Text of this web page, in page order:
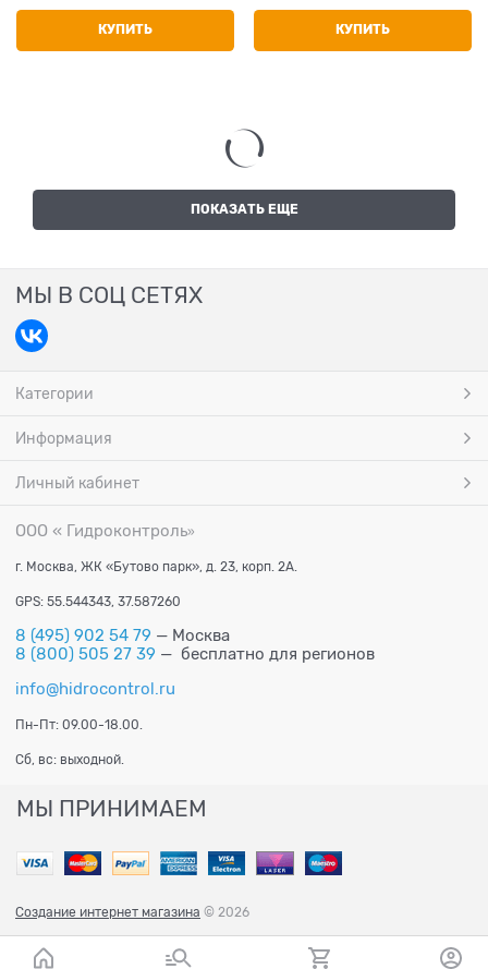
КУПИТЬ КУПИТЬ
ПОКАЗАТЬ ЕЩЕ
МЫ В СОЦ СЕТЯХ
Категории
Информация
Личный кабинет
ООО « Гидроконтроль»
г. Москва, ЖК «Бутово парк», д. 23, корп. 2А.
GPS: 55.544343, 37.587260
8 (495) 902 54 79 — Москва
8 (800) 505 27 39 — бесплатно для регионов
info@hidrocontrol.ru
Пн-Пт: 09.00-18.00.
Сб, вс: выходной.
МЫ ПРИНИМАЕМ
Создание интернет магазина © 2026